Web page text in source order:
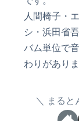
人間椅子・
シ・浜田省
バム単位で
わりがありま
まると